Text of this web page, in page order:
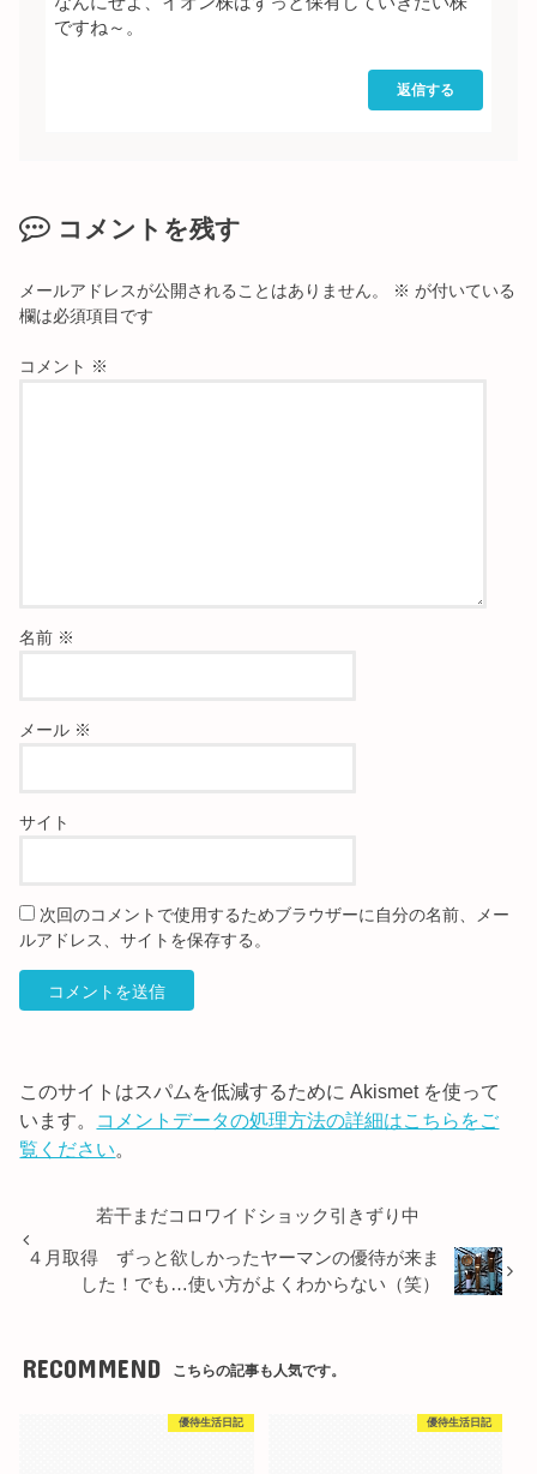
ですね～。
返信する
コメントを残す
メールアドレスが公開されることはありません。 ※ が付いている
欄は必須項目です
コメント ※
名前 ※
メール ※
サイト
次回のコメントで使用するためブラウザーに自分の名前、メー
ルアドレス、サイトを保存する。
このサイトはスパムを低減するために Akismet を使って
います。 コメントデータの処理方法の詳細はこちらをご
覧ください。
若干まだコロワイドショック引きずり中
４月取得 ずっと欲しかったヤーマンの優待が来ま
した！でも…使い方がよくわからない（笑）
RECOMMEND こちらの記事も人気です。
優待生活日記 優待生活日記